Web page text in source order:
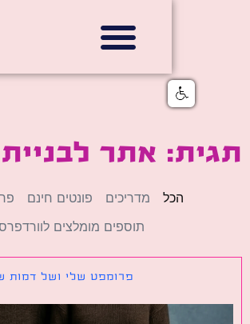
אתר לבניית
מדריכים פונטים חינם
תוספים מומלצים לוורדפרס
פרומפט שלי ושל דמות שלי ליד